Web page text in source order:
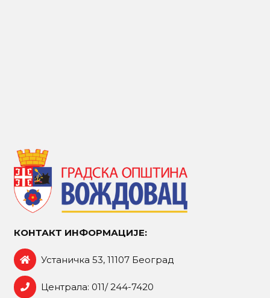
КОНТАКТ ИНФОРМАЦИЈЕ:
Устаничка 53, 11107 Београд
Централа: 011/ 244-7420